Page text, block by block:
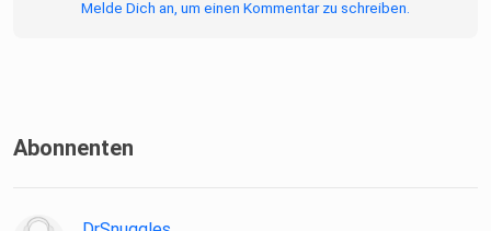
Melde Dich an, um einen Kommentar zu schreiben.
Abonnenten